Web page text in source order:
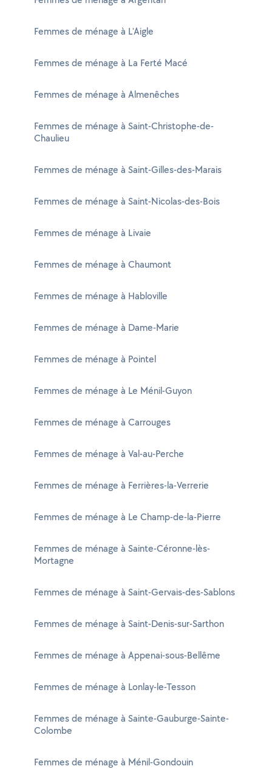
Femmes de ménage à L'Aigle
Femmes de ménage à La Ferté Macé
Femmes de ménage à Almenêches
Femmes de ménage à Saint-Christophe-de-
Chaulieu
Femmes de ménage à Saint-Gilles-des-Marais
Femmes de ménage à Saint-Nicolas-des-Bois
Femmes de ménage à Livaie
Femmes de ménage à Chaumont
Femmes de ménage à Habloville
Femmes de ménage à Dame-Marie
Femmes de ménage à Pointel
Femmes de ménage à Le Ménil-Guyon
Femmes de ménage à Carrouges
Femmes de ménage à Val-au-Perche
Femmes de ménage à Ferrières-la-Verrerie
Femmes de ménage à Le Champ-de-la-Pierre
Femmes de ménage à Sainte-Céronne-lès-
Mortagne
Femmes de ménage à Saint-Gervais-des-Sablons
Femmes de ménage à Saint-Denis-sur-Sarthon
Femmes de ménage à Appenai-sous-Bellême
Femmes de ménage à Lonlay-le-Tesson
Femmes de ménage à Sainte-Gauburge-Sainte-
Colombe
Femmes de ménage à Ménil-Gondouin